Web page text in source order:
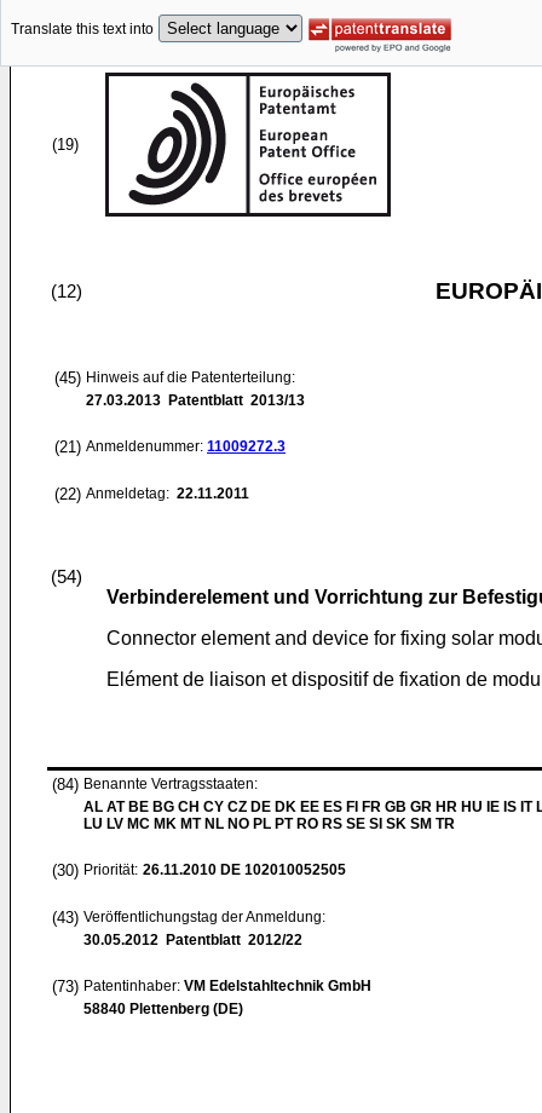
Translate this text into
(19)
(12)
(45) Hinweis auf die Patenterteilung:
27.03.2013 Patentblatt 2013/13
(21) Anmeldenummer: 11009272.3
(22) Anmeldetag: 22.11.2011
(54)
Verbinderelement und Vorrichtung zur
Connector element and device for fixing solar
Elément de liaison et dispositif de fixation de
(84) Benannte Vertragsstaaten:
AL AT BE BG CH CY CZ DE DK EE ES FI FR GB GR HR HU IE IS IT
LU LV MC MK MT NL NO PL PT RO RS SE SI SK SM TR
(30) Priorität: 26.11.2010 DE 102010052505
(43) Veröffentlichungstag der Anmeldung:
30.05.2012 Patentblatt 2012/22
(73) Patentinhaber: VM Edelstahltechnik GmbH
58840 Plettenberg (DE)